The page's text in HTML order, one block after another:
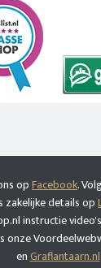
opFacebook.
zakelijke details op
instructie
onze
enGraflantaarn.nl